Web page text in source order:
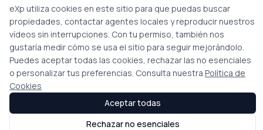
eXp utiliza cookies en este sitio para que puedas buscar
propiedades, contactar agentes locales y reproducir nuestros
vídeos sin interrupciones. Con tu permiso, también nos
gustaría medir cómo se usa el sitio para seguir mejorándolo.
Puedes aceptar todas las cookies, rechazar las no esenciales
o personalizar tus preferencias. Consulta nuestra Política de
Cookies
Rechazar no esenciales
Aceptar todas